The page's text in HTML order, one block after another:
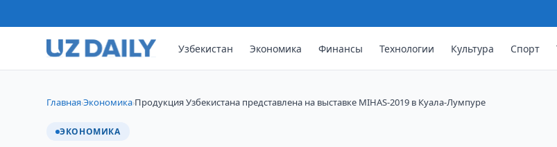
Узбекистан Экономика Финансы Технологии Культура Спорт
Главная›Экономика›Продукция Узбекистана представлена на выставке MIHAS-2019 в Куала-Лумпуре
ЭКОНОМИКА